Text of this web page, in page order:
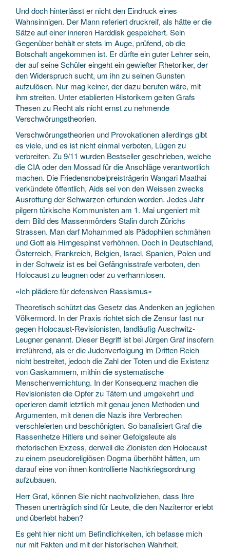
Und doch hinterlässt er nicht den Eindruck eines
Wahnsinnigen. Der Mann referiert druckreif, als hätte er die
Sätze auf einer inneren Harddisk gespeichert. Sein
Gegenüber behält er stets im Auge, prüfend, ob die
Botschaft angekommen ist. Er dürfte ein guter Lehrer sein,
der auf seine Schüler eingeht ein gewiefter Rhetoriker, der
den Widerspruch sucht, um ihn zu seinen Gunsten
aufzulösen. Nur mag keiner, der dazu berufen wäre, mit
ihm streiten. Unter etablierten Historikern gelten Grafs
Thesen zu Recht als nicht ernst zu nehmende
Verschwörungstheorien.
Verschwörungstheorien und Provokationen allerdings gibt
es viele, und es ist nicht einmal verboten, Lügen zu
verbreiten. Zu 9/11 wurden Bestseller geschrieben, welche
die CIA oder den Mossad für die Anschläge verantwortlich
machen. Die Friedensnobelpreisträgerin Wangari Maathai
verkündete öffentlich, Aids sei von den Weissen zwecks
Ausrottung der Schwarzen erfunden worden. Jedes Jahr
pilgern türkische Kommunisten am 1. Mai ungeniert mit
dem Bild des Massenmörders Stalin durch Zürichs
Strassen. Man darf Mohammed als Pädophilen schmähen
und Gott als Hirngespinst verhöhnen. Doch in Deutschland,
Österreich, Frankreich, Belgien, Israel, Spanien, Polen und
in der Schweiz ist es bei Gefängnisstrafe verboten, den
Holocaust zu leugnen oder zu verharmlosen.
«Ich plädiere für defensiven Rassismus»
Theoretisch schützt das Gesetz das Andenken an jeglichen
Völkermord. In der Praxis richtet sich die Zensur fast nur
gegen Holocaust-Revisionisten, landläufig Auschwitz-
Leugner genannt. Dieser Begriff ist bei Jürgen Graf insofern
irreführend, als er die Judenverfolgung im Dritten Reich
nicht bestreitet, jedoch die Zahl der Toten und die Existenz
von Gaskammern, mithin die systematische
Menschenvernichtung. In der Konsequenz machen die
Revisionisten die Opfer zu Tätern und umgekehrt und
operieren damit letztlich mit genau jenen Methoden und
Argumenten, mit denen die Nazis ihre Verbrechen
verschleierten und beschönigten. So banalisiert Graf die
Rassenhetze Hitlers und seiner Gefolgsleute als
rhetorischen Exzess, derweil die Zionisten den Holocaust
zu einem pseudoreligiösen Dogma überhöht hätten, um
darauf eine von ihnen kontrollierte Nachkriegsordnung
aufzubauen.
Herr Graf, können Sie nicht nachvollziehen, dass Ihre
Thesen unerträglich sind für Leute, die den Naziterror erlebt
und überlebt haben?
Es geht hier nicht um Befindlichkeiten, ich befasse mich
nur mit Fakten und mit der historischen Wahrheit.